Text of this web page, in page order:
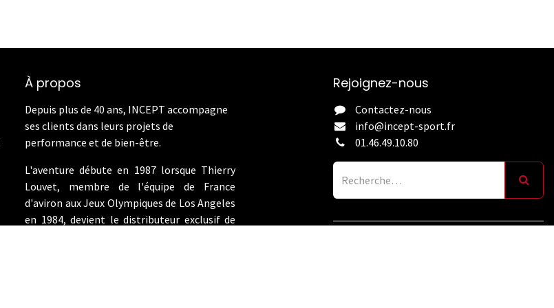
À propos
Depuis plus de 40 ans, INCEPT accompagne
ses clients dans leurs projets de
performance et de bien-être.
L'aventure débute en 1987 lorsque Thierry
Louvet, membre de l'équipe de France
d'aviron aux Jeux Olympiques de Los Angeles
en 1984, devient le distributeur exclusif de
Rejoignez-nous
Contactez-nous
info@incept-sport.fr
01.46.49.10.80